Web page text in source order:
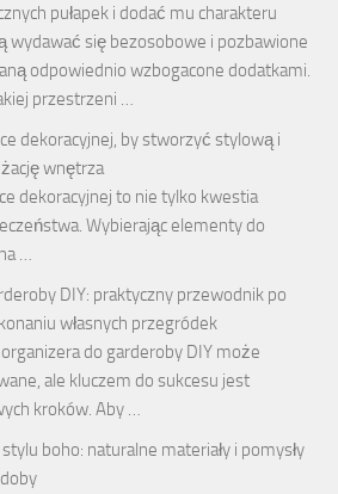
pułapek i dodać mu charakteru
wydawać się bezosobowe i pozbawione
odpowiednio wzbogacone dodatkami.
przestrzeni …
dekoracyjnej, by stworzyć stylową i
wnętrza
dekoracyjnej to nie tylko kwestia
Wybierając elementy do
…
DIY: praktyczny przewodnik po
własnych przegródek
do garderoby DIY może
ale kluczem do sukcesu jest
kroków. Aby …
boho: naturalne materiały i pomysły